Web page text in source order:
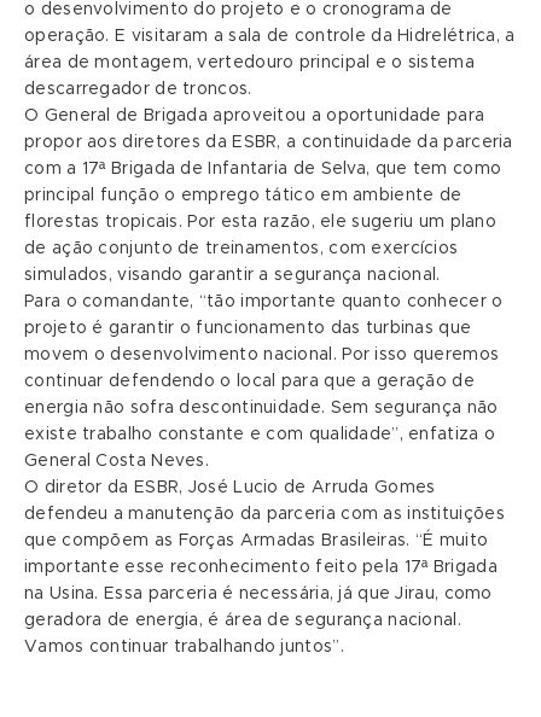
o desenvolvimento do projeto e o cronograma de
operação. E visitaram a sala de controle da Hidrelétrica, a
área de montagem, vertedouro principal e o sistema
descarregador de troncos.
O General de Brigada aproveitou a oportunidade para
propor aos diretores da ESBR, a continuidade da parceria
com a 17ª Brigada de Infantaria de Selva, que tem como
principal função o emprego tático em ambiente de
florestas tropicais. Por esta razão, ele sugeriu um plano
de ação conjunto de treinamentos, com exercícios
simulados, visando garantir a segurança nacional.
Para o comandante, “tão importante quanto conhecer o
projeto é garantir o funcionamento das turbinas que
movem o desenvolvimento nacional. Por isso queremos
continuar defendendo o local para que a geração de
energia não sofra descontinuidade. Sem segurança não
existe trabalho constante e com qualidade”, enfatiza o
General Costa Neves.
O diretor da ESBR, José Lucio de Arruda Gomes
defendeu a manutenção da parceria com as instituições
que compõem as Forças Armadas Brasileiras. “É muito
importante esse reconhecimento feito pela 17ª Brigada
na Usina. Essa parceria é necessária, já que Jirau, como
geradora de energia, é área de segurança nacional.
Vamos continuar trabalhando juntos”.